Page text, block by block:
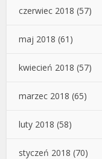
czerwiec 2018 (57)
maj 2018 (61)
kwiecień 2018 (57)
marzec 2018 (65)
luty 2018 (58)
styczeń 2018 (70)